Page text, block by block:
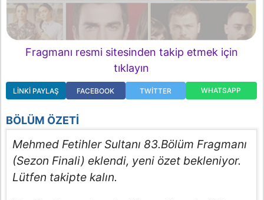
Fragmanı resmi sitesinden takip etmek için
tıklayın
LINKI PAYLAŞ FACEBOOK TWITTER WHATSAPP
BÖLÜM ÖZETI
Mehmed Fetihler Sultanı 83.Bölüm Fragmanı
(Sezon Finali) eklendi, yeni özet bekleniyor.
Lütfen takipte kalın.